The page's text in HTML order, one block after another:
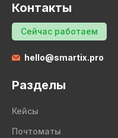
Контакты
Сейчас работаем
hello@smartix.pro
Разделы
Кейсы
Почтоматы